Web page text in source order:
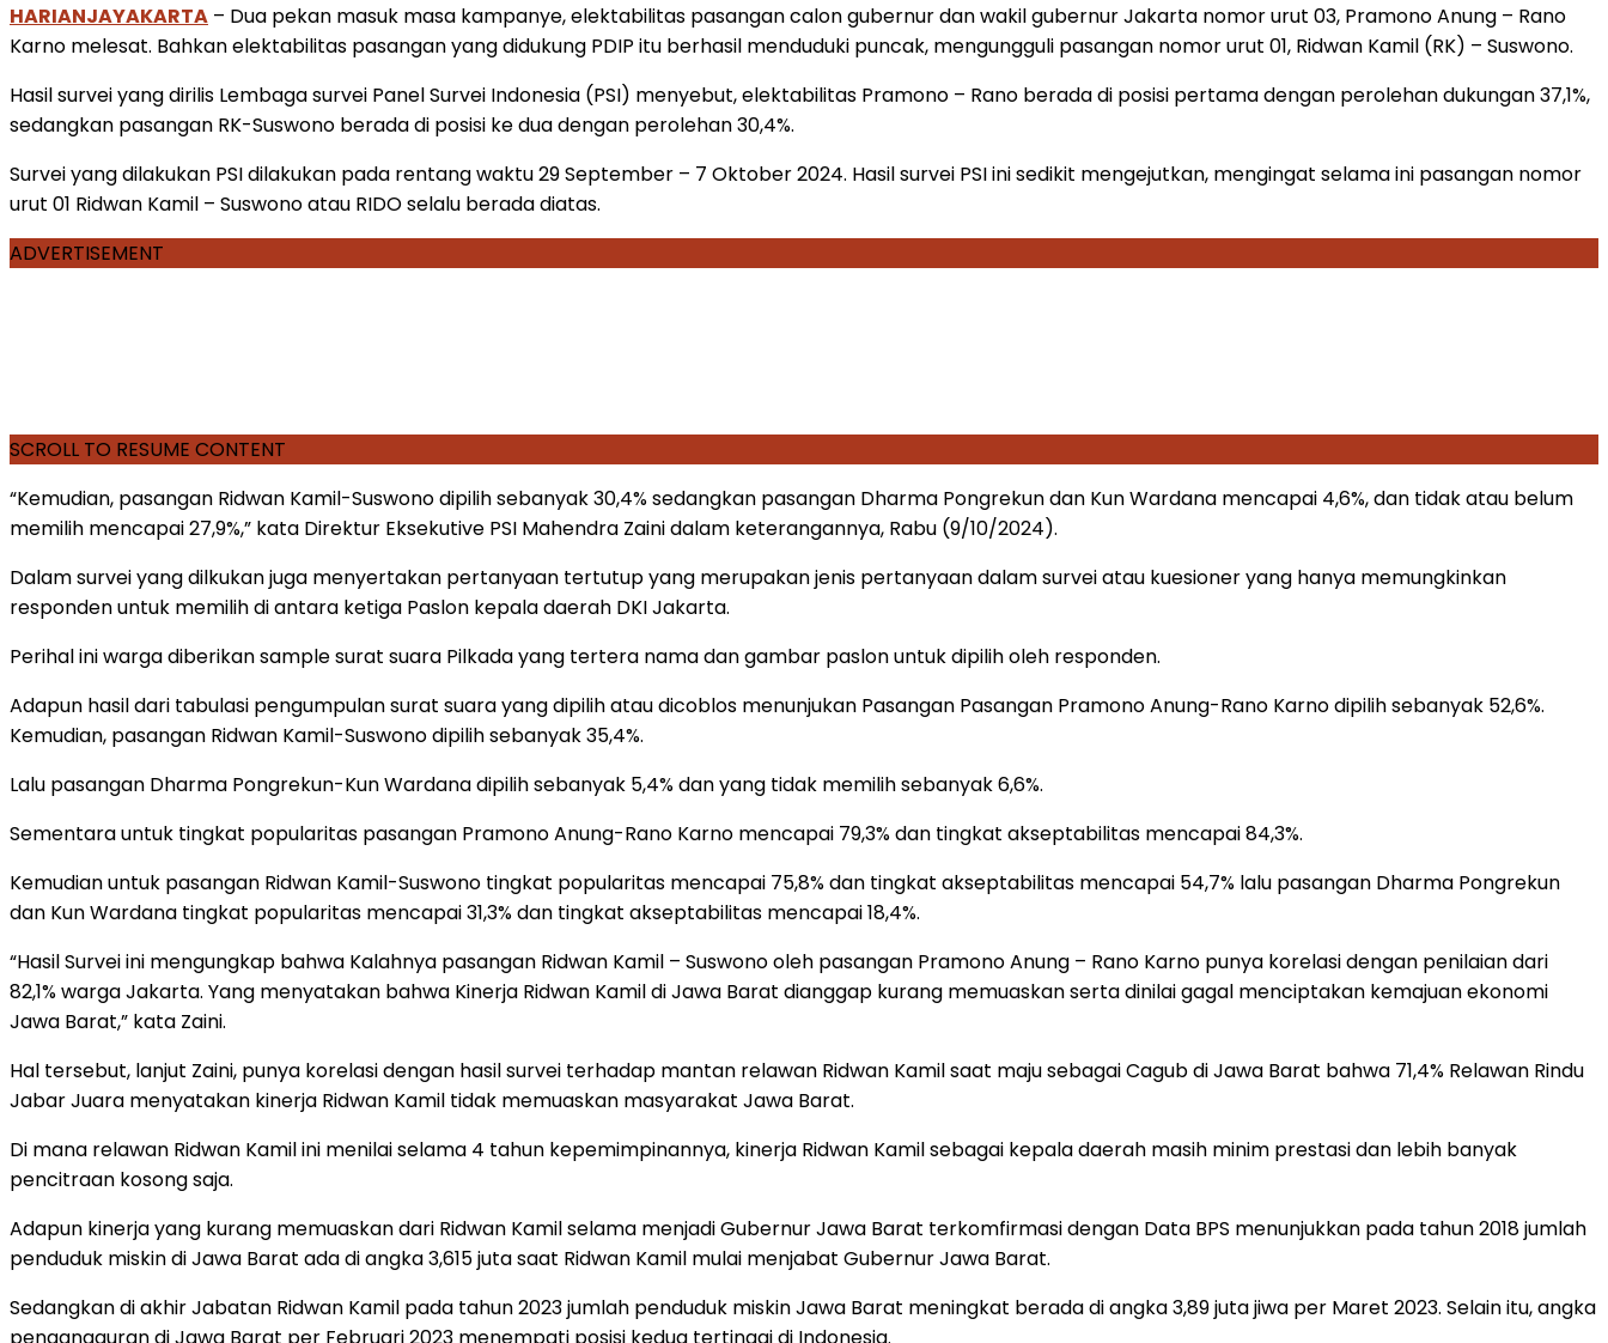
HARIANJAYAKARTA – Dua pekan masuk masa kampanye, elektabilitas pasangan calon gubernur dan wakil gubernur Jakarta nomor urut 03, Pramono Anung – Rano
Karno melesat. Bahkan elektabilitas pasangan yang didukung PDIP itu berhasil menduduki puncak, mengungguli pasangan nomor urut 01, Ridwan Kamil (RK) – Suswono.
Hasil survei yang dirilis Lembaga survei Panel Survei Indonesia (PSI) menyebut, elektabilitas Pramono – Rano berada di posisi pertama dengan perolehan dukungan 37,1%,
sedangkan pasangan RK-Suswono berada di posisi ke dua dengan perolehan 30,4%.
Survei yang dilakukan PSI dilakukan pada rentang waktu 29 September – 7 Oktober 2024. Hasil survei PSI ini sedikit mengejutkan, mengingat selama ini pasangan nomor
urut 01 Ridwan Kamil – Suswono atau RIDO selalu berada diatas.
ADVERTISEMENT
SCROLL TO RESUME CONTENT
“Kemudian, pasangan Ridwan Kamil-Suswono dipilih sebanyak 30,4% sedangkan pasangan Dharma Pongrekun dan Kun Wardana mencapai 4,6%, dan tidak atau belum
memilih mencapai 27,9%,” kata Direktur Eksekutive PSI Mahendra Zaini dalam keterangannya, Rabu (9/10/2024).
Dalam survei yang dilkukan juga menyertakan pertanyaan tertutup yang merupakan jenis pertanyaan dalam survei atau kuesioner yang hanya memungkinkan
responden untuk memilih di antara ketiga Paslon kepala daerah DKI Jakarta.
Perihal ini warga diberikan sample surat suara Pilkada yang tertera nama dan gambar paslon untuk dipilih oleh responden.
Adapun hasil dari tabulasi pengumpulan surat suara yang dipilih atau dicoblos menunjukan Pasangan Pasangan Pramono Anung-Rano Karno dipilih sebanyak 52,6%.
Kemudian, pasangan Ridwan Kamil-Suswono dipilih sebanyak 35,4%.
Lalu pasangan Dharma Pongrekun-Kun Wardana dipilih sebanyak 5,4% dan yang tidak memilih sebanyak 6,6%.
Sementara untuk tingkat popularitas pasangan Pramono Anung-Rano Karno mencapai 79,3% dan tingkat akseptabilitas mencapai 84,3%.
Kemudian untuk pasangan Ridwan Kamil-Suswono tingkat popularitas mencapai 75,8% dan tingkat akseptabilitas mencapai 54,7% lalu pasangan Dharma Pongrekun
dan Kun Wardana tingkat popularitas mencapai 31,3% dan tingkat akseptabilitas mencapai 18,4%.
“Hasil Survei ini mengungkap bahwa Kalahnya pasangan Ridwan Kamil – Suswono oleh pasangan Pramono Anung – Rano Karno punya korelasi dengan penilaian dari
82,1% warga Jakarta. Yang menyatakan bahwa Kinerja Ridwan Kamil di Jawa Barat dianggap kurang memuaskan serta dinilai gagal menciptakan kemajuan ekonomi
Jawa Barat,” kata Zaini.
Hal tersebut, lanjut Zaini, punya korelasi dengan hasil survei terhadap mantan relawan Ridwan Kamil saat maju sebagai Cagub di Jawa Barat bahwa 71,4% Relawan Rindu
Jabar Juara menyatakan kinerja Ridwan Kamil tidak memuaskan masyarakat Jawa Barat.
Di mana relawan Ridwan Kamil ini menilai selama 4 tahun kepemimpinannya, kinerja Ridwan Kamil sebagai kepala daerah masih minim prestasi dan lebih banyak
pencitraan kosong saja.
Adapun kinerja yang kurang memuaskan dari Ridwan Kamil selama menjadi Gubernur Jawa Barat terkomfirmasi dengan Data BPS menunjukkan pada tahun 2018 jumlah
penduduk miskin di Jawa Barat ada di angka 3,615 juta saat Ridwan Kamil mulai menjabat Gubernur Jawa Barat.
Sedangkan di akhir Jabatan Ridwan Kamil pada tahun 2023 jumlah penduduk miskin Jawa Barat meningkat berada di angka 3,89 juta jiwa per Maret 2023. Selain itu, angka
pengangguran di Jawa Barat per Februari 2023 menempati posisi kedua tertinggi di Indonesia.